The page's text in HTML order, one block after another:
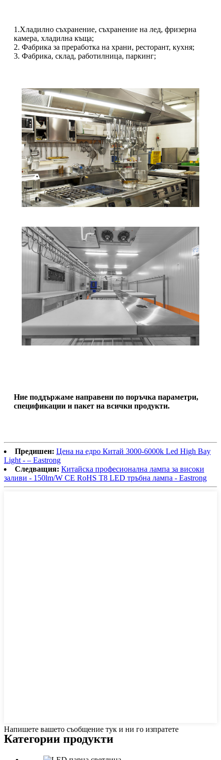
1.Хладилно съхранение, съхранение на лед, фризерна
камера, хладилна къща;
2. Фабрика за преработка на храни, ресторант, кухня;
3. Фабрика, склад, работилница, паркинг;
Ние поддържаме направени по поръчка параметри,
спецификации и пакет на всички продукти.
Предишен: Цена на едро Китай 3000-6000k Led High Bay
Light - – Eastrong
Следващия: Китайска професионална лампа за високи
заливи - 150lm/W CE RoHS T8 LED тръбна лампа - Eastrong
Напишете вашето съобщение тук и ни го изпратете
Категории продукти